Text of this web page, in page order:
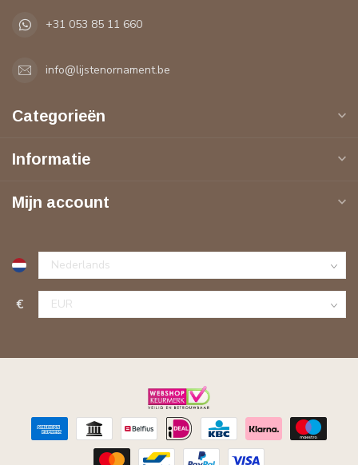
+31 053 85 11 660
info@lijstenornament.be
Categorieën
Informatie
Mijn account
€